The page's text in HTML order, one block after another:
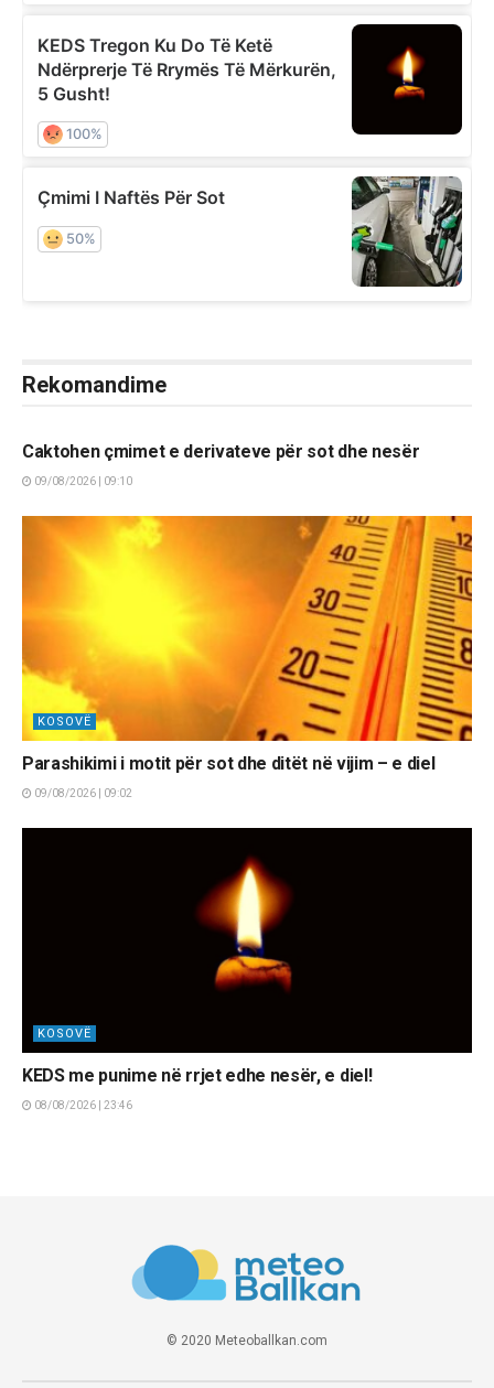
Rekomandime
Caktohen çmimet e derivateve për sot dhe nesër
09/08/2026 | 09:10
KOSOVË
Parashikimi i motit për sot dhe ditët në vijim – e diel
09/08/2026 | 09:02
KOSOVË
KEDS me punime në rrjet edhe nesër, e diel!
08/08/2026 | 23:46
© 2020 Meteoballkan.com